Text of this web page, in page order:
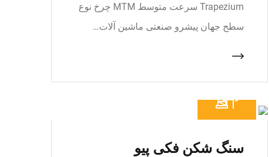
Trapezium سرعت متوسط MTM چرخ نوع
سطح جهان پیشرو صنعتی ماشین آلات…
سنگ شکن فکی پیو